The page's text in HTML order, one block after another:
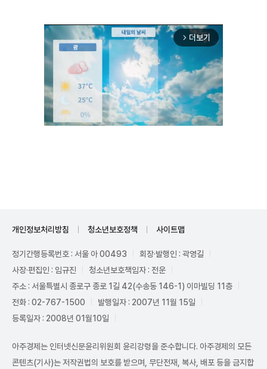
arrow_forward_ios 더보기
개인정보처리방침 청소년보호정책 사이트맵
정기간행등록번호 : 서울 아 00493
회장·발행인 : 곽영길
사장·편집인 : 임규진
청소년보호책임자 : 전운
주소 : 서울특별시 종로구 종로 1길 42(수송동 146-1) 이마빌딩 11층
전화 : 02-767-1500
발행일자 : 2007년 11월 15일
등록일자 : 2008년 01월10일
아주경제는 인터넷신문윤리위원회 윤리강령을 준수합니다. 아주경제의 모든
콘텐츠(기사)는 저작권법의 보호를 받으며, 무단전재, 복사, 배포 등을 금지합